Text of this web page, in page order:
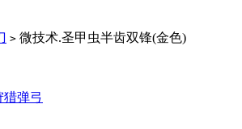
> 微技术.圣甲虫半齿双锋(金色)
猎弹弓